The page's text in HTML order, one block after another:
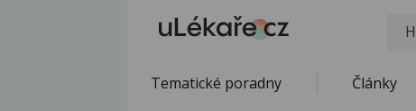
Tematické poradny Články